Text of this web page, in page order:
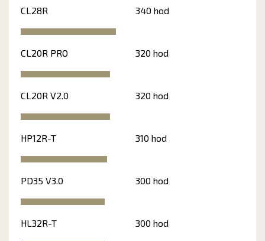
CL28R 340 hod
CL20R PRO 320 hod
CL20R V2.0 320 hod
HP12R-T 310 hod
PD35 V3.0 300 hod
HL32R-T 300 hod